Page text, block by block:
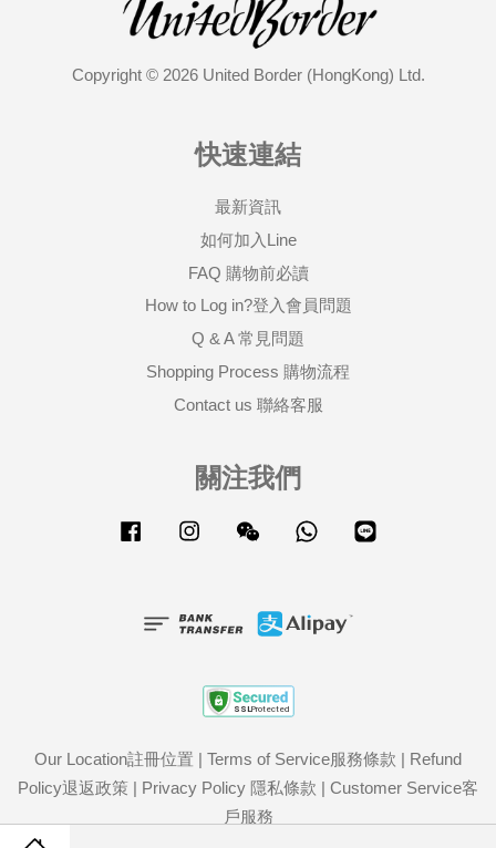
Copyright © 2026 United Border (HongKong) Ltd.
快速連結
最新資訊
如何加入Line
FAQ 購物前必讀
How to Log in?登入會員問題
Q & A 常見問題
Shopping Process 購物流程
Contact us 聯絡客服
關注我們
Facebook Instagram Wechat Whatsapp
Our Location註冊位置 | Terms of Service服務條款 | Refund
Policy退返政策 | Privacy Policy 隱私條款 | Customer Service客
戶服務